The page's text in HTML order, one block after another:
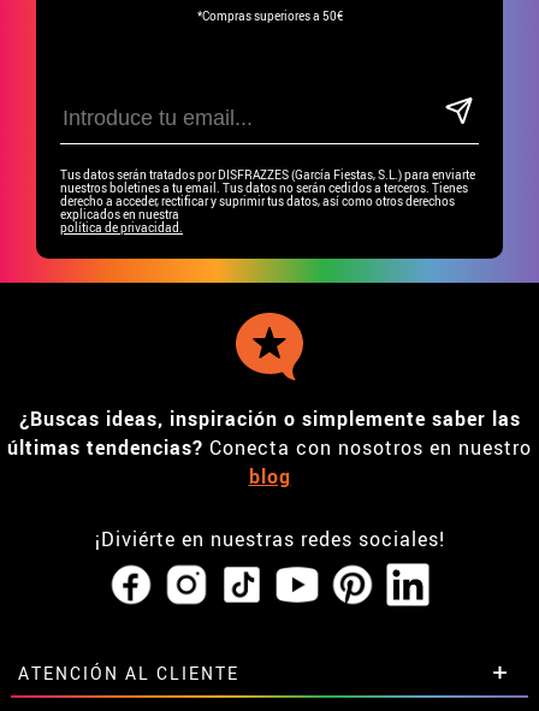
*Compras superiores a 50€
Tus datos serán tratados por DISFRAZZES (García Fiestas, S.L.) para enviarte
nuestros boletines a tu email. Tus datos no serán cedidos a terceros. Tienes
derecho a acceder, rectificar y suprimir tus datos, así como otros derechos
explicados en nuestra
política de privacidad.
¿Buscas ideas, inspiración o simplemente saber las
últimas tendencias? Conecta con nosotros en nuestro
blog
¡Diviérte en nuestras redes sociales!
ATENCIÓN AL CLIENTE